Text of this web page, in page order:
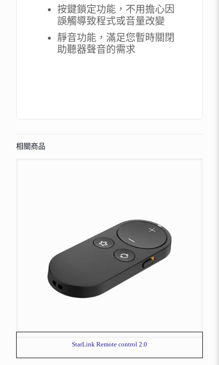
按鍵鎖定功能，不用擔心因
誤觸導致程式或音量改變
靜音功能，滿足您暫時關閉
助聽器聲音的需求
相關商品
StarLink Remote control 2.0